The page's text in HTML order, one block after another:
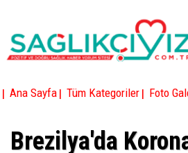
| Ana Sayfa | Tüm Kategoriler | Foto
Brezilya'da